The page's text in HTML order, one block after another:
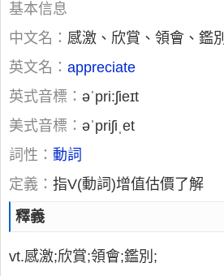
基本信息
中文名： 感激、欣賞、領會、鑑別
英文名： appreciate
英式音標： əˈpri:ʃieɪt
美式音標： əˈpriʃiˌet
詞性： 動詞
定義： 指V(動詞)增值估價了解
釋義
vt.感激;欣賞;領會;鑑別;